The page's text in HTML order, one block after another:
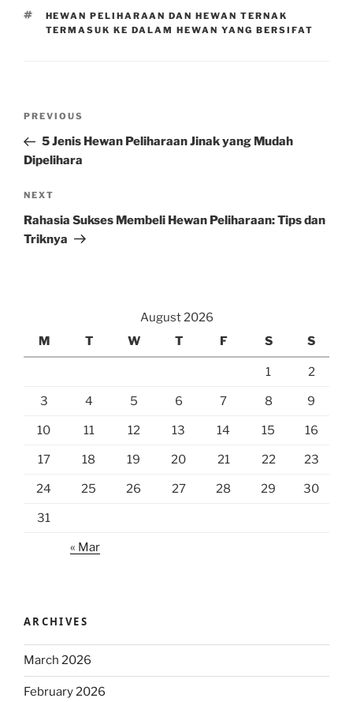
TAGS
HEWAN PELIHARAAN DAN HEWAN TERNAK
TERMASUK KE DALAM HEWAN YANG BERSIFAT
Previous
Post
PREVIOUS
5 Jenis Hewan Peliharaan Jinak yang Mudah
Dipelihara
Next
Post
NEXT
Rahasia Sukses Membeli Hewan Peliharaan: Tips dan
Triknya
August 2026
M
T W T F S S
1 2
3 4 5 6 7 8 9
10 11 12 13 14 15 16
17 18 19 20 21 22 23
24 25 26 27 28 29 30
31
« Mar
ARCHIVES
March 2026
February 2026